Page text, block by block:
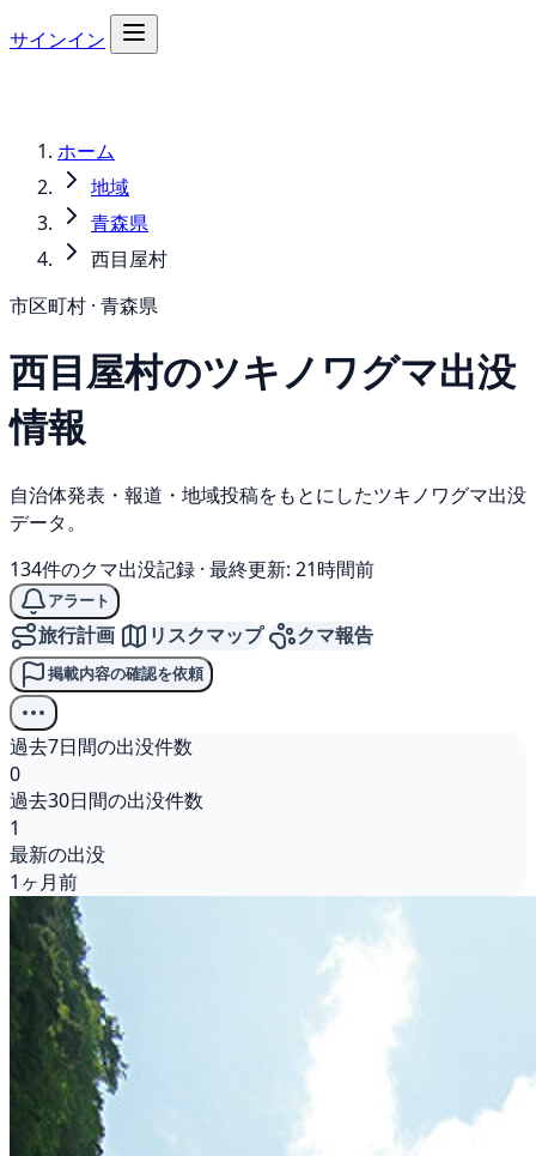
サインイン
ホーム
地域
青森県
西目屋村
市区町村 · 青森県
西目屋村のツキノワグマ出没
情報
自治体発表・報道・地域投稿をもとにしたツキノワグマ出没
データ。
134件のクマ出没記録 · 最終更新: 21時間前
アラート
旅行計画 リスクマップ クマ報告
掲載内容の確認を依頼
過去7日間の出没件数
0
過去30日間の出没件数
1
最新の出没
1ヶ月前